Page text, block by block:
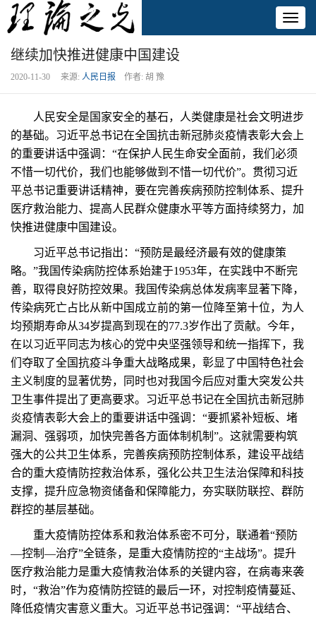
继续加快推进健康中国建设
2020-11-30 来源: 人民日报 作者: 胡 豫
人民安全是国家安全的基石，人类健康是社会文明进步
的基础。习近平总书记在全国抗击新冠肺炎疫情表彰大会上
的重要讲话中强调：“在保护人民生命安全面前，我们必须
不惜一切代价，我们也能够做到不惜一切代价”。贯彻习近
平总书记重要讲话精神，要在完善疾病预防控制体系、提升
医疗救治能力、提高人民群众健康水平等方面持续努力，加
快推进健康中国建设。
习近平总书记指出：“预防是最经济最有效的健康策
略。”我国传染病防控体系始建于1953年，在实践中不断完
善，取得良好防控效果。我国传染病总体发病率显著下降，
传染病死亡占比从新中国成立前的第一位降至第十位，为人
均预期寿命从34岁提高到现在的77.3岁作出了贡献。今年，
在以习近平同志为核心的党中央坚强领导和统一指挥下，我
们夺取了全国抗疫斗争重大战略成果，彰显了中国特色社会
主义制度的显著优势，同时也对我国今后应对重大突发公共
卫生事件提出了更高要求。习近平总书记在全国抗击新冠肺
炎疫情表彰大会上的重要讲话中强调：“要抓紧补短板、堵
漏洞、强弱项，加快完善各方面体制机制”。这就需要构筑
强大的公共卫生体系，完善疾病预防控制体系，建设平战结
合的重大疫情防控救治体系，强化公共卫生法治保障和科技
支撑，提升应急物资储备和保障能力，夯实联防联控、群防
群控的基层基础。
重大疫情防控体系和救治体系密不可分，联通着“预防
—控制—治疗”全链条，是重大疫情防控的“主战场”。提升
医疗救治能力是重大疫情救治体系的关键内容，在病毒来袭
时，“救治”作为疫情防控链的最后一环，对控制疫情蔓延、
降低疫情灾害意义重大。习近平总书记强调：“平战结合、